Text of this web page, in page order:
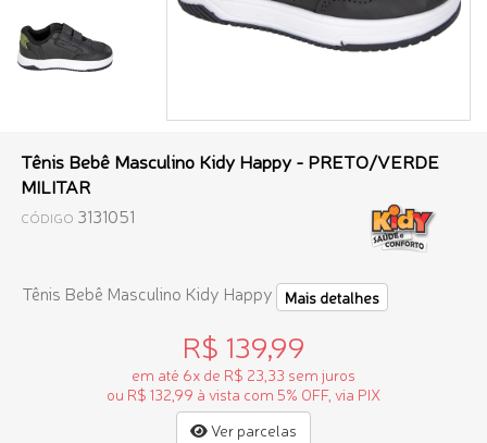
Tênis Bebê Masculino Kidy Happy - PRETO/VERDE
MILITAR
CÓDIGO 3131051
Tênis Bebê Masculino Kidy Happy Mais detalhes
R$ 139,99
em até 6x de R$ 23,33 sem juros
ou R$ 132,99 à vista com 5% OFF, via PIX
Ver parcelas